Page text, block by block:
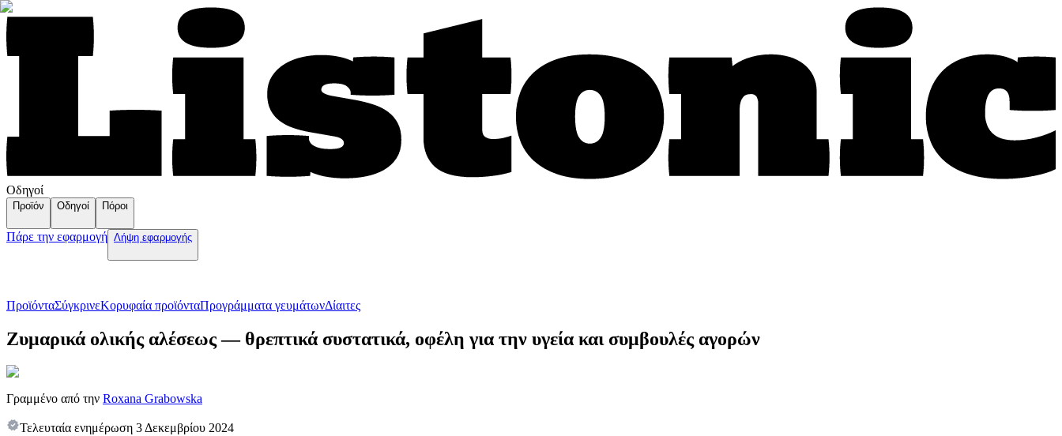
Οδηγοί
Προϊόν Οδηγοί Πόροι
Πάρε την εφαρμογή Λήψη εφαρμογής
ΠροϊόνταΣύγκρινεΚορυφαία προϊόνταПρογράμματα γευμάτωνΔίαιτες
Ζυμαρικά ολικής αλέσεως — θρεπτικά συστατικά, οφέλη για την υγεία και συμβουλές αγορών
Γραμμένο από την Roxana Grabowska
Τελευταία ενημέρωση 3 Δεκεμβρίου 2024